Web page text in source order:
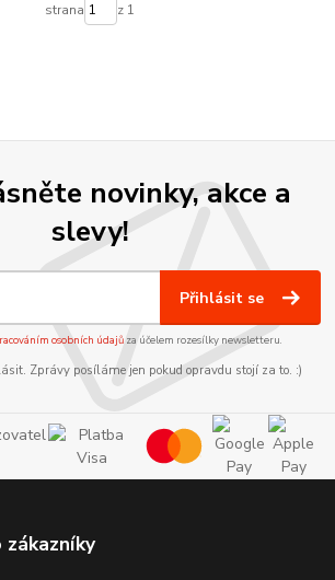
strana z 1
novinky, akce a
slevy!
Přihlásit se
osobních údajůza účelem rozesílky newsletteru.
Zprávy posíláme jen pokud opravdu stojí za to. :)